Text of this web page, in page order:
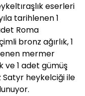
eserleri
tarihlenen 1
Roma
bronz ağırlık, 1
mermer
ve 1 adet gümüş
Satyr heykelciği ile